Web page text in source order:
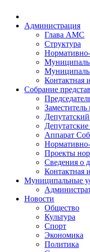
Администрация
Глава АМС
Структура
Контактная
Собрание
Заместитель
Депутатский
Аппарат
Проекты
Сведения о
Контактная
Муниципальные
Новости
Общество
Культура
Спорт
Экономика
Политика